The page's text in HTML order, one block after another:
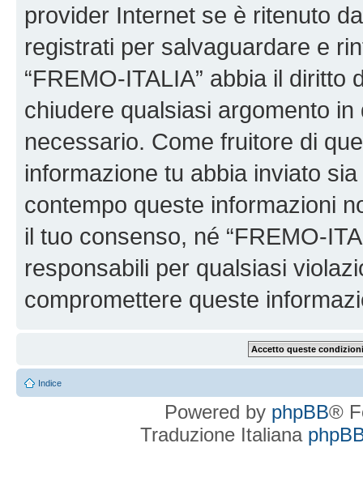
provider Internet se è ritenuto
registrati per salvaguardare e
“FREMO-ITALIA” abbia il
chiudere qualsiasi argomento
necessario. Come fruitore di
informazione tu abbia inviato
contempo queste informazioni
il tuo consenso, né “FREMO-
responsabili per qualsiasi
compromettere queste
Indice
Powered by phpBB®
Traduzione Italiana